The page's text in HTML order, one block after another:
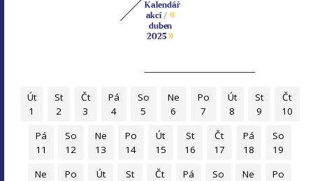
Kalendář
akcí / «
duben
2025»
Út
1
St
2
Čt
3
Pá
4
So
5
Ne
6
Po
7
Út
8
St
9
Čt
10
Pá
11
So
12
Ne
13
Po
14
Út
15
St
16
Čt
17
Pá
18
So
19
Ne
Po
Út
St
Čt
Pá
So
Ne
Po